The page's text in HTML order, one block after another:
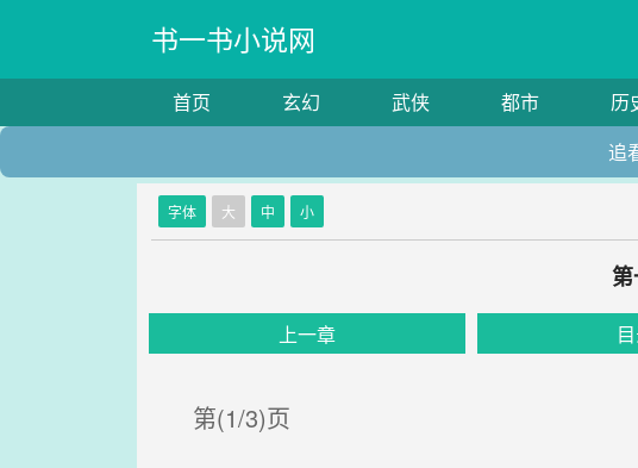
书一书小说网
首页 玄幻 武侠 都市 历
追
字体 大 中 小
上一章
第(1/3)页